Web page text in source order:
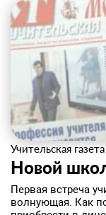
Учительская
Новой
Первая встреча
волнующая. Как